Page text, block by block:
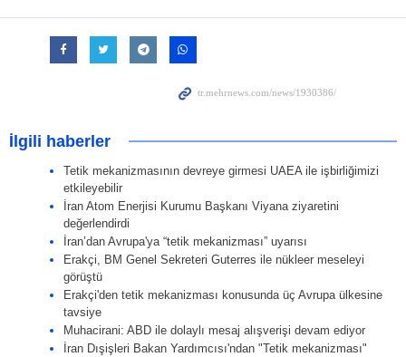
İlgili haberler
Tetik mekanizmasının devreye girmesi UAEA ile işbirliğimizi
etkileyebilir
İran Atom Enerjisi Kurumu Başkanı Viyana ziyaretini
değerlendirdi
İran’dan Avrupa'ya “tetik mekanizması” uyarısı
Erakçi, BM Genel Sekreteri Guterres ile nükleer meseleyi
görüştü
Erakçi'den tetik mekanizması konusunda üç Avrupa ülkesine
tavsiye
Muhacirani: ABD ile dolaylı mesaj alışverişi devam ediyor
İran Dışişleri Bakan Yardımcısı'ndan "Tetik mekanizması"